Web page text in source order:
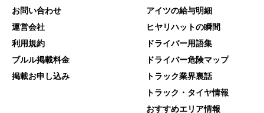
お問い合わせ
運営会社
利用規約
ブルル掲載料金
掲載お申し込み
アイツの給与明細
ヒヤリハットの瞬間
ドライバー用語集
ドライバー危険マップ
トラック業界裏話
トラック・タイヤ情報
おすすめエリア情報